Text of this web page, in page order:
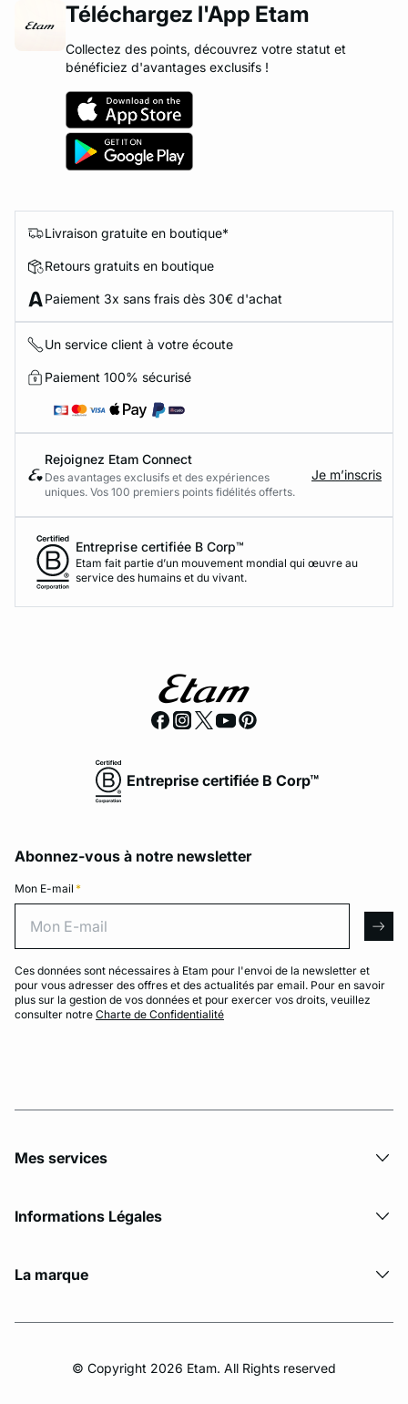
Téléchargez l'App Etam
Collectez des points, découvrez votre statut et
bénéficiez d'avantages exclusifs !
Livraison gratuite en boutique*
Retours gratuits en boutique
Paiement 3x sans frais dès 30€ d'achat
Un service client à votre écoute
Paiement 100% sécurisé
Rejoignez Etam Connect
Des avantages exclusifs et des expériences
uniques. Vos 100 premiers points fidélités offerts.
Je m’inscris
Entreprise certifiée B Corp™
Etam fait partie d’un mouvement mondial qui œuvre au
service des humains et du vivant.
Entreprise certifiée B Corp™
Abonnez-vous à notre newsletter
Mon E-mail *
Ces données sont nécessaires à Etam pour l'envoi de la newsletter et
pour vous adresser des offres et des actualités par email. Pour en savoir
plus sur la gestion de vos données et pour exercer vos droits, veuillez
consulter notre Charte de Confidentialité
Mes services
Informations Légales
La marque
© Copyright 2026 Etam. All Rights reserved